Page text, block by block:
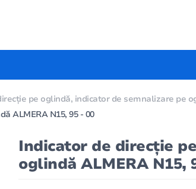
pe oglindă, indicator de semnalizare pe
ALMERA N15, 95 - 00
Indicator de direcție
oglindă ALMERA N15,